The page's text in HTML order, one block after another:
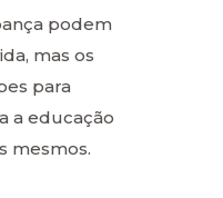
podem
mas os
para
a educação
mesmos.